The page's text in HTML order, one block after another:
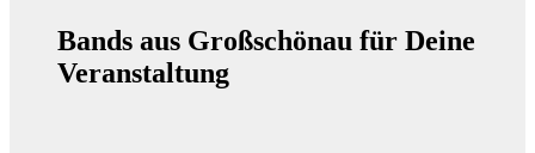
Bands aus Großschönau für Deine
Veranstaltung